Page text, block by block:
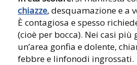
chiazze, desquamazione e a
È contagiosa e spesso
(cioè per bocca). Nei casi
un’area gonfia e dolente,
febbre e linfonodi ingrossati.